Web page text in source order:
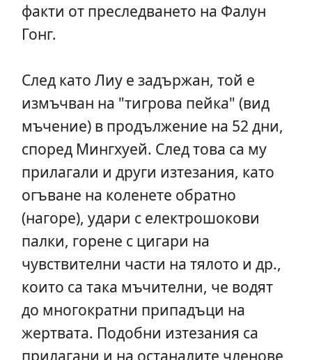
факти от преследването на Фалун
Гонг.
След като Лиу е задържан, той е
измъчван на "тигрова пейка" (вид
мъчение) в продължение на 52 дни,
според Мингхуей. След това са му
прилагали и други изтезания, като
огъване на коленете обратно
(нагоре), удари с електрошокови
палки, горене с цигари на
чувствителни части на тялото и др.,
които са така мъчителни, че водят
до многократни припадъци на
жертвата. Подобни изтезания са
прилагани и на останалите членове